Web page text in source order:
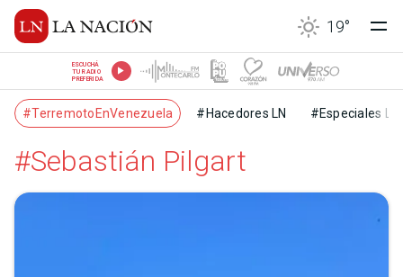
19°
ESCUCHÁ
TU RADIO
PREFERIDA
#TerremotoEnVenezuela #Hacedores LN #Especiales LN
#Sebastián Pilgart